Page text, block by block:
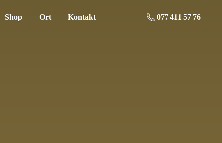
Shop Ort Kontakt 077 411 57 76